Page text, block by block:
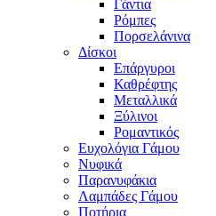
Γάντια
Ρόμπες
Πορσελάνινα
Δίσκοι
Επάργυροι
Καθρέφτης
Μεταλλικά
Ξύλινοι
Ρομαντικός
Ευχολόγια Γάμου
Νυφικά
Παρανυφάκια
Λαμπάδες Γάμου
Ποτήρια